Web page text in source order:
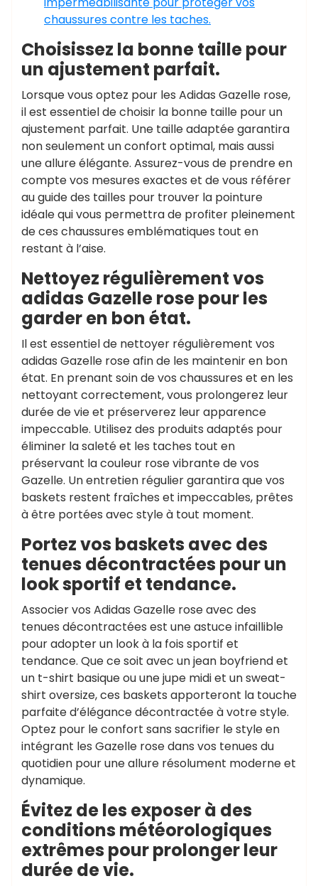
chaussures contre les taches.
Choisissez la bonne taille pour
un ajustement parfait.
Lorsque vous optez pour les Adidas Gazelle rose,
il est essentiel de choisir la bonne taille pour un
ajustement parfait. Une taille adaptée garantira
non seulement un confort optimal, mais aussi
une allure élégante. Assurez-vous de prendre en
compte vos mesures exactes et de vous référer
au guide des tailles pour trouver la pointure
idéale qui vous permettra de profiter pleinement
de ces chaussures emblématiques tout en
restant à l’aise.
Nettoyez régulièrement vos
adidas Gazelle rose pour les
garder en bon état.
Il est essentiel de nettoyer régulièrement vos
adidas Gazelle rose afin de les maintenir en bon
état. En prenant soin de vos chaussures et en les
nettoyant correctement, vous prolongerez leur
durée de vie et préserverez leur apparence
impeccable. Utilisez des produits adaptés pour
éliminer la saleté et les taches tout en
préservant la couleur rose vibrante de vos
Gazelle. Un entretien régulier garantira que vos
baskets restent fraîches et impeccables, prêtes
à être portées avec style à tout moment.
Portez vos baskets avec des
tenues décontractées pour un
look sportif et tendance.
Associer vos Adidas Gazelle rose avec des
tenues décontractées est une astuce infaillible
pour adopter un look à la fois sportif et
tendance. Que ce soit avec un jean boyfriend et
un t-shirt basique ou une jupe midi et un sweat-
shirt oversize, ces baskets apporteront la touche
parfaite d’élégance décontractée à votre style.
Optez pour le confort sans sacrifier le style en
intégrant les Gazelle rose dans vos tenues du
quotidien pour une allure résolument moderne et
dynamique.
Évitez de les exposer à des
conditions météorologiques
extrêmes pour prolonger leur
durée de vie.